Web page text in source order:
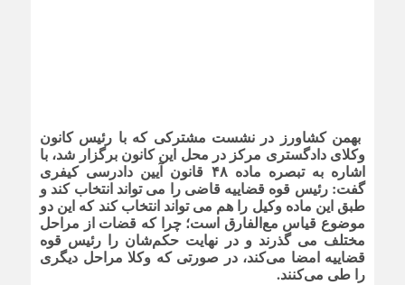
بهمن کشاورز در نشست مشترکی که با رئیس کانون
وکلای دادگستری مرکز در محل این کانون برگزار شد، با
اشاره به تبصره ماده ۴۸ قانون آیین دادرسی کیفری
گفت:‌ رئیس قوه قضاییه قاضی را می تواند انتخاب کند و
طبق این ماده وکیل را هم می تواند انتخاب کند که این دو
موضوع قیاس مع‌الفارق است؛ چرا که قضات از مراحل
مختلف می گذرند و در نهایت حکم‌شان را رئیس قوه
قضاییه امضا می‌کند، در صورتی که وکلا مراحل دیگری
را طی می‌کنند.